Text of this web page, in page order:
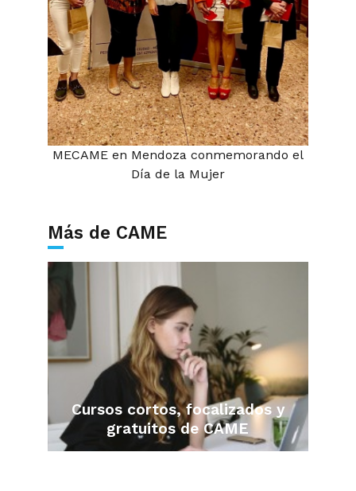
MECAME en Mendoza conmemorando el
Día de la Mujer
Más de CAME
Cursos cortos, focalizados y
gratuitos de CAME